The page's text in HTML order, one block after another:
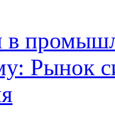
в
Рынок